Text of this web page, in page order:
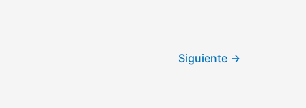
Siguiente →